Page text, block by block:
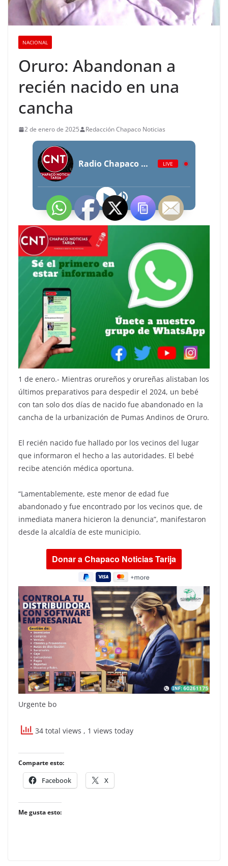
NACIONAL
Oruro: Abandonan a
recién nacido en una
cancha
2 de enero de 2025 Redacción Chapaco Noticias
Radio Chapaco Noticias Las 24 horas en vivo LIVE
1 de enero.- Mientras orureños y orureñas alistaban los
últimos preparativos para despedir el 2024, un bebé
con tan solo dos días de nacido fue abandonado en la
cancha de la urbanización de Pumas Andinos de Oruro.
El recién nacido fue hallado por los vecinos del lugar
que informaron el hecho a las autoridades. El bebé
recibe atención médica oportuna.
“Lamentablemente, este menor de edad fue
abandonado y fue encontrado por los vecinos que, de
inmediata manera hicieron la denuncia”, manifestaron
desde la alcaldía de este municipio.
Urgente bo
34 total views , 1 views today
Comparte esto:
Facebook X
Me gusta esto: